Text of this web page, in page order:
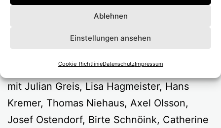
Ablehnen
Einstellungen ansehen
Cookie-RichtlinieDatenschutzImpressum
Sandra Küpper
Mathis B. Nitschke
mit Julian Greis, Lisa Hagmeister, Hans
Kremer, Thomas Niehaus, Axel Olsson,
Josef Ostendorf, Birte Schnöink, Catherine